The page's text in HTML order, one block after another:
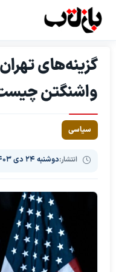
گزینه‌های تهران
واشنگتن
سیاسی
انتشار:دوشنبه ۲۴ دی ۱۴۰۳، ساعت ۲۰:۴۹